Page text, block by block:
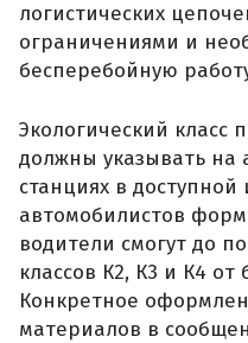
логистических
ограничениями и
бесперебойную
Экологический класс
должны указывать на
станциях в доступной
автомобилистов
водители смогут до
классов К2, К3 и К4 от
Конкретное
материалов в